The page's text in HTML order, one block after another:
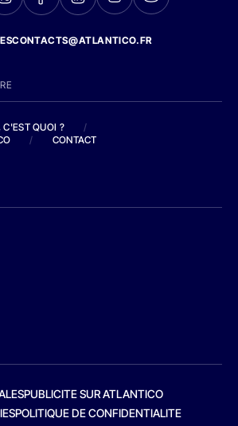
C'EST QUOI ?
/
/ CONTACT
PUBLICITE SUR ATLANTICO
POLITIQUE DE CONFIDENTIALITE